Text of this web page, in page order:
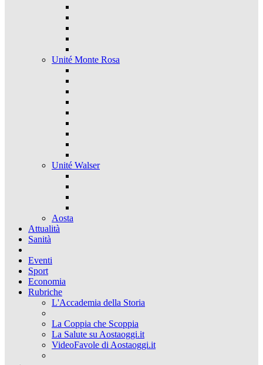
Unité Monte Rosa
Unité Walser
Aosta
Attualità
Sanità
Eventi
Sport
Economia
Rubriche
L'Accademia della Storia
La Coppia che Scoppia
La Salute su Aostaoggi.it
VideoFavole di Aostaoggi.it